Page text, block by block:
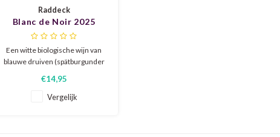
Raddeck
Blanc de Noir 2025
Een witte biologische wijn van
blauwe druiven (spätburgunder
gekleurd door de schillen,
daardoor een prachtige
€14,95
Vergelijk